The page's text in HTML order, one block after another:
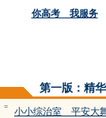
你高考 我服务
第一版：精
= 小小综治室 平安大